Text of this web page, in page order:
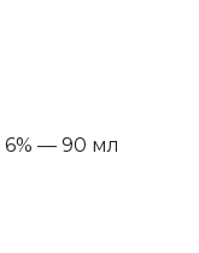
6% — 90 мл